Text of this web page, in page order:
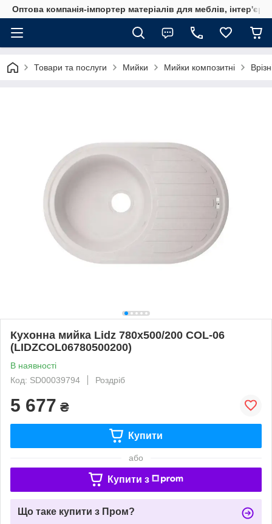
Оптова компанія-імпортер матеріалів для меблів, інтер'єру
Товари та послуги Мийки Мийки композитні
Кухонна мийка Lidz 780x500/200 COL-06
(LIDZCOL06780500200)
В наявності
Код: SD00039794
Роздріб
5 677 ₴
Купити
або
Купити з
Що таке купити з Пром?